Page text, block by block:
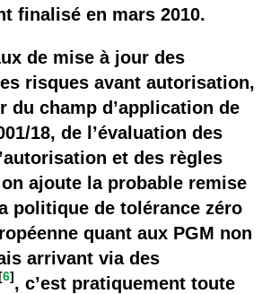
finalisé en mars 2010.
de mise à jour des
risques avant autorisation,
du champ d’application de
18, de l’évaluation des
et des règles
ajoute la probable remise
politique de tolérance zéro
quant aux PGM non
arrivant via des
6], c’est pratiquement toute